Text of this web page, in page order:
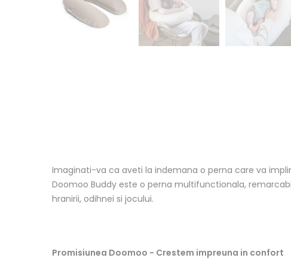
Imaginati-va ca aveti la indemana o perna care va
Doomoo Buddy este o perna multifunctionala,
hranirii, odihnei si jocului.
Promisiunea Doomoo - Crestem impreuna in confort